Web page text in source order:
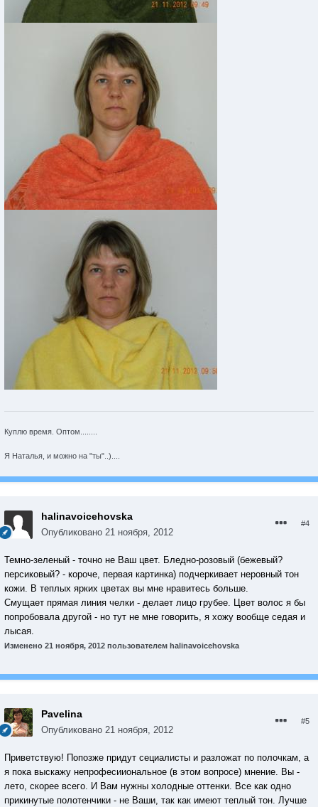
Куплю время. Оптом........
Я Наталья, и можно на "ты"..)....
halinavoicehovska
Опубликовано 21 ноября, 2012
#4
Темно-зеленый - точно не Ваш цвет. Бледно-розовый (бежевый?
персиковый? - короче, первая картинка) подчеркивает неровный тон
кожи. В теплых ярких цветах вы мне нравитесь больше.
Смущает прямая линия челки - делает лицо грубее. Цвет волос я бы
попробовала другой - но тут не мне говорить, я хожу вообще седая и
лысая.
Изменено 21 ноября, 2012 пользователем halinavoicehovska
Pavelina
Опубликовано 21 ноября, 2012
#5
Приветствую! Попозже придут сециалисты и разложат по полочкам, а
я пока выскажу непрофесииональное (в этом вопросе) мнение. Вы -
лето, скорее всего. И Вам нужны холодные оттенки. Все как одно
прикинутые полотенчики - не Ваши, так как имеют теплый тон. Лучше